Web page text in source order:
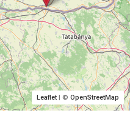
Leaflet| © OpenStreetMap